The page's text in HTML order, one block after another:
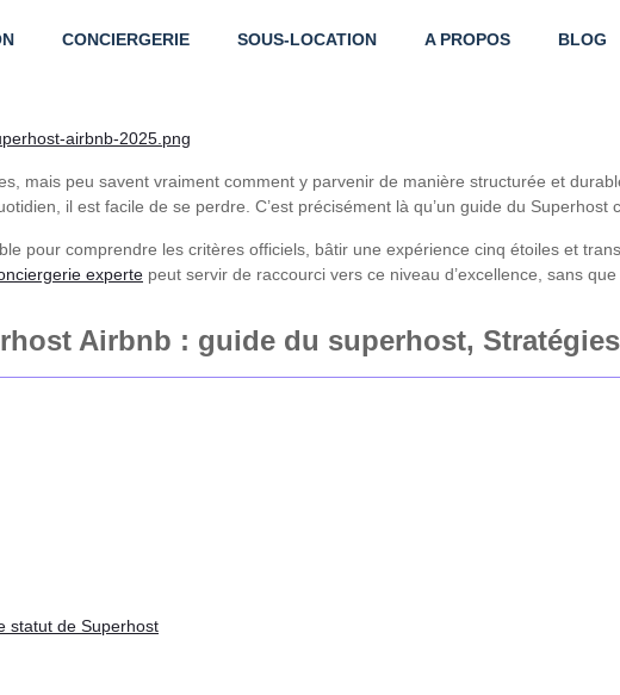
CONCIERGERIE SOUS-LOCATION A PROPOS BLOG
mais peu savent vraiment comment y parvenir de manière structurée et
il est facile de se perdre. C’est précisément là qu’un guide du Superhost
pour comprendre les critères officiels, bâtir une expérience cinq étoiles et
experte peut servir de raccourci vers ce niveau d’excellence, sans
Airbnb : guide du superhost,
statut de Superhost